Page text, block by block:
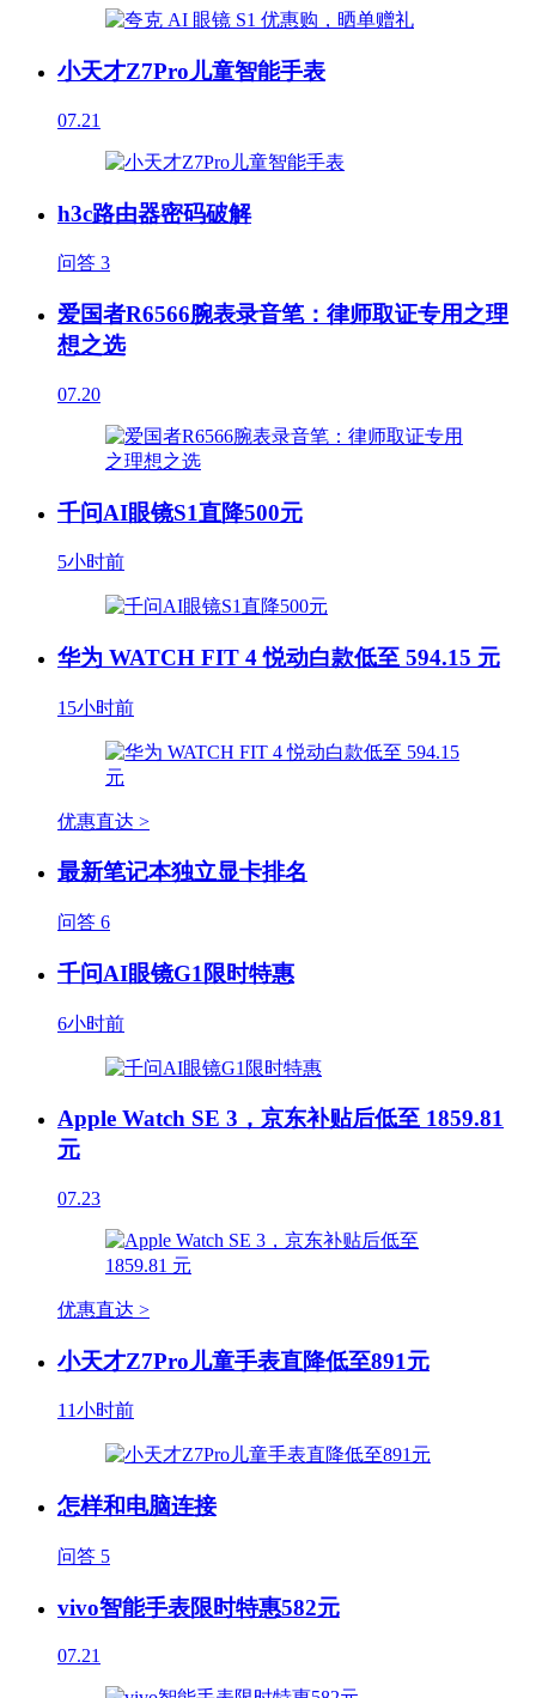
小天才Z7Pro儿童智能手表
07.21
h3c路由器密码破解
问答 3
爱国者R6566腕表录音笔：律师取证专用之理
想之选
07.20
千问AI眼镜S1直降500元
5小时前
华为 WATCH FIT 4 悦动白款低至 594.15 元
15小时前
优惠直达 >
最新笔记本独立显卡排名
问答 6
千问AI眼镜G1限时特惠
6小时前
Apple Watch SE 3，京东补贴后低至 1859.81
元
07.23
优惠直达 >
小天才Z7Pro儿童手表直降低至891元
11小时前
怎样和电脑连接
问答 5
vivo智能手表限时特惠582元
07.21